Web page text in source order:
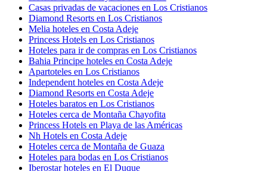
Casas privadas de vacaciones en Los Cristianos
Diamond Resorts en Los Cristianos
Melia hoteles en Costa Adeje
Princess Hotels en Los Cristianos
Hoteles para ir de compras en Los Cristianos
Bahia Principe hoteles en Costa Adeje
Apartoteles en Los Cristianos
Independent hoteles en Costa Adeje
Diamond Resorts en Costa Adeje
Hoteles baratos en Los Cristianos
Hoteles cerca de Montaña Chayofita
Princess Hotels en Playa de las Américas
Nh Hotels en Costa Adeje
Hoteles cerca de Montaña de Guaza
Hoteles para bodas en Los Cristianos
Iberostar hoteles en El Duque